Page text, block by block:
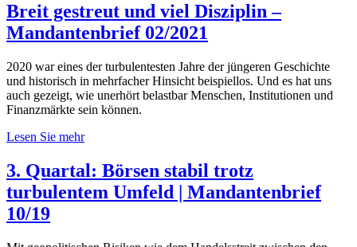
Breit gestreut und viel Disziplin –
Mandantenbrief 02/2021
2020 war eines der turbulentesten Jahre der jüngeren Geschichte
und historisch in mehrfacher Hinsicht beispiellos. Und es hat uns
auch gezeigt, wie unerhört belastbar Menschen, Institutionen und
Finanzmärkte sein können.
Lesen Sie mehr
3. Quartal: Börsen stabil trotz
turbulentem Umfeld | Mandantenbrief
10/19